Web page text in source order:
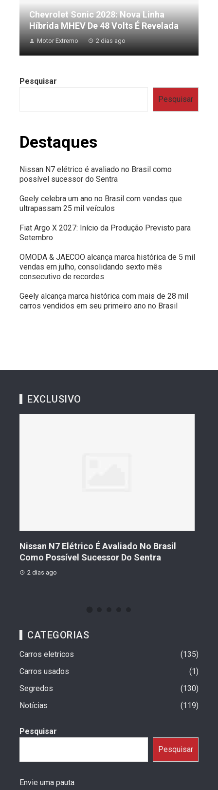
Chevrolet Sonic 2028: Nova Linha
Híbrida MHEV De 48 Volts É Revelada
Motor Extremo 2 dias ago
Pesquisar
Pesquisar
Destaques
Nissan N7 elétrico é avaliado no Brasil como
possível sucessor do Sentra
Geely celebra um ano no Brasil com vendas que
ultrapassam 25 mil veículos
Fiat Argo X 2027: Início da Produção Previsto para
Setembro
OMODA & JAECOO alcança marca histórica de 5 mil
vendas em julho, consolidando sexto mês
consecutivo de recordes
Geely alcança marca histórica com mais de 28 mil
carros vendidos em seu primeiro ano no Brasil
EXCLUSIVO
Avaliado No Brasil
Do Sentra
Geely Celebra Um Ano No
Vendas Que Ultrapassam
CATEGORIAS
Carros eletricos
135
Carros usados
1
Segredos
130
Notícias
119
Pesquisar
Pesquisar
Envie uma pauta